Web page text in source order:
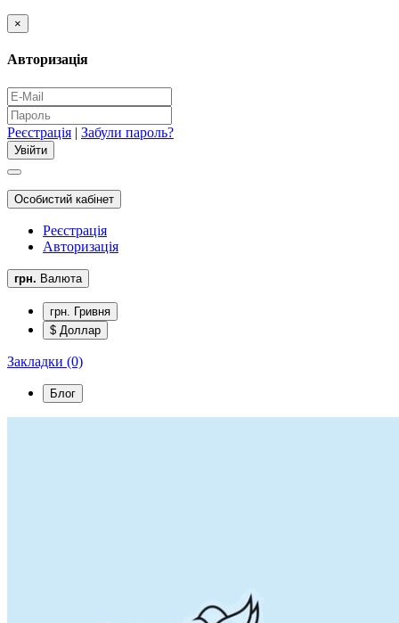
×
Авторизація
Реєстрація | Забули пароль?
Особистий кабінет
Реєстрація
Авторизація
грн. Валюта
грн. Гривня
$ Доллар
Закладки (0)
Блог